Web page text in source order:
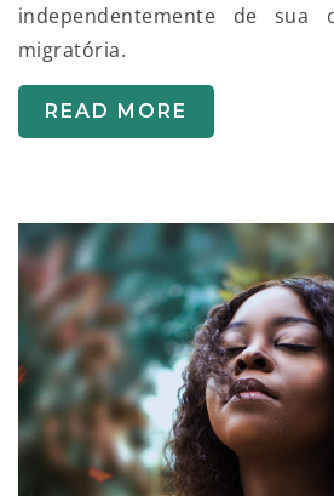
independentemente de sua
migratória.
READ MORE